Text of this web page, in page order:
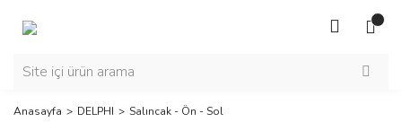
Anasayfa DELPHI Salıncak - Ön - Sol